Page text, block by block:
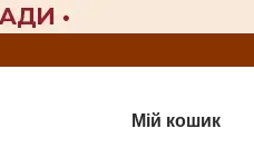
Мій кошик